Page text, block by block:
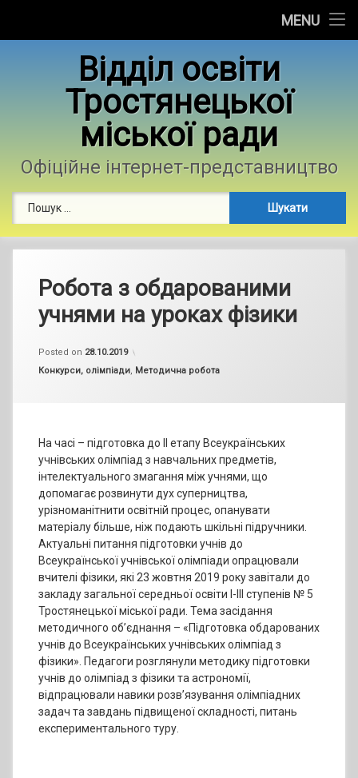
MENU
Контакти
Фотогалерея
Відділ освіти
Тростянецької
міської ради
Офіційне інтернет-представництво
Робота з обдарованими
учнями на уроках фізики
Posted on 28.10.2019
Categories:
Конкурси, олімпіади, Методична робота
На часі – підготовка до ІІ етапу Всеукраїнських
учнівських олімпіад з навчальних предметів,
інтелектуального змагання між учнями, що
допомагає розвинути дух суперництва,
урізноманітнити освітній процес, опанувати
матеріалу більше, ніж подають шкільні підручники.
Актуальні питання підготовки учнів до
Всеукраїнської учнівської олімпіади опрацювали
вчителі фізики, які 23 жовтня 2019 року завітали до
закладу загальної середньої освіти І-ІІІ ступенів № 5
Тростянецької міської ради. Тема засідання
методичного об’єднання – «Підготовка обдарованих
учнів до Всеукраїнських учнівських олімпіад з
фізики». Педагоги розглянули методику підготовки
учнів до олімпіад з фізики та астрономії,
відпрацювали навики розв’язування олімпіадних
задач та завдань підвищеної складності, питань
експериментального туру.